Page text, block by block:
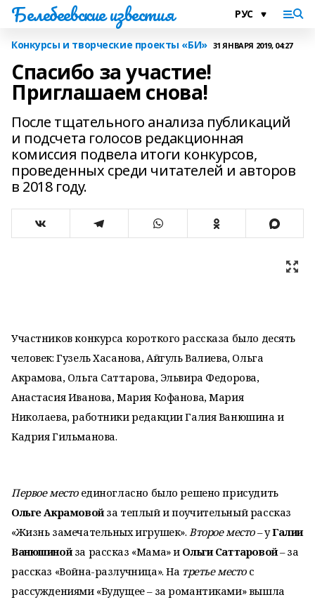
Белебеевские известия
Конкурсы и творческие проекты «БИ» 31 ЯНВАРЯ 2019, 04:27
Спасибо за участие!
Приглашаем снова!
После тщательного анализа публикаций
и подсчета голосов редакционная
комиссия подвела итоги конкурсов,
проведенных среди читателей и авторов
в 2018 году.
Участников конкурса короткого рассказа было десять
человек: Гузель Хасанова, Айгуль Валиева, Ольга
Акрамова, Ольга Саттарова, Эльвира Федорова,
Анастасия Иванова, Мария Кофанова, Мария
Николаева, работники редакции Галия Ванюшина и
Кадрия Гильманова.
Первое место единогласно было решено присудить
Ольге Акрамовойза теплый и поучительный рассказ
«Жизнь замечательных игрушек». Второе место– уГалии
Ванюшинойза рассказ «Мама» и Ольги Саттаровой– за
рассказ «Война-разлучница». На третье местос
рассуждениями «Будущее – за романтиками» вышла